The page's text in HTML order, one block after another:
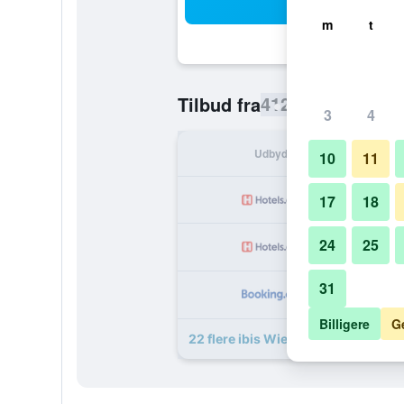
Tilbud fra412 kr.
Udbyder I
22 flere ibis Wien City tilbud
m t
3 4
10 11
17 18
24 25
31
Billigere